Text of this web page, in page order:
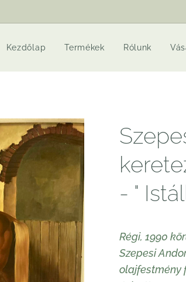
Kezdőlap Termékek Rólunk
- "
Régi, 1990
Szepesi
olajfestmény